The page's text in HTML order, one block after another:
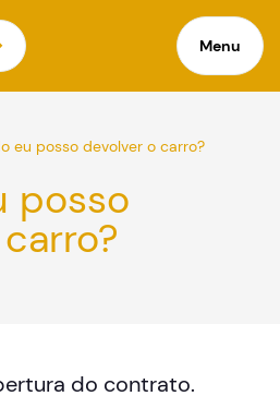
Menu
eu posso devolver o carro?
posso
do contrato.